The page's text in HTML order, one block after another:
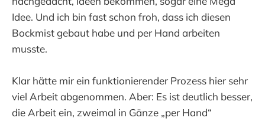
Idee. Und ich bin fast schon froh, dass ich diesen
Bockmist gebaut habe und per Hand arbeiten
musste.
Klar hätte mir ein funktionierender Prozess hier sehr
viel Arbeit abgenommen. Aber: Es ist deutlich besser,
die Arbeit ein, zweimal in Gänze „per Hand“